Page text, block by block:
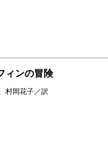
ィンの冒険
村岡花子／訳